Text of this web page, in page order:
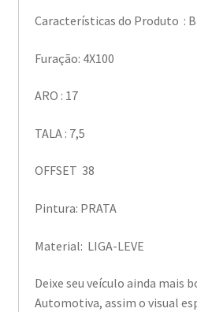
Características do Produto :
Furação: 4X100
ARO : 17
TALA : 7,5
OFFSET 38
Pintura: PRATA
Material: LIGA-LEVE
Deixe seu veículo ainda mais
Automotiva, assim o visual